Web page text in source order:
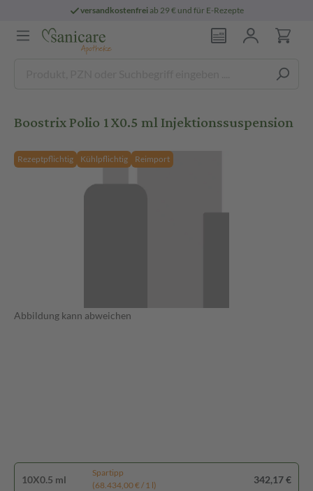
versandkostenfreiab 29 € und für E-Rezepte
Boostrix Polio 1X0.5 ml Injektionssuspension
Rezeptpflichtig Kühlpflichtig Reimport
Abbildung kann abweichen
10X0.5 ml
Spartipp
(68.434,00 € / 1 l)
342,17 €